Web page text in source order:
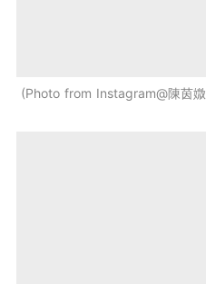
Photo from Instagram@陳茵媺